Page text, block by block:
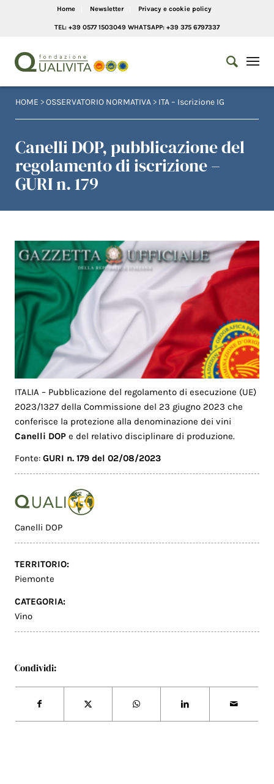
Home Newsletter Privacy e cookie policy
TEL: +39 0577 1503049 WHATSAPP: +39 375 6797337
HOME >OSSERVATORIO NORMATIVA > ITA – Iscrizione IG
Canelli DOP, pubblicazione del
regolamento di iscrizione –
GURI n. 179
ITALIA – Pubblicazione del regolamento di esecuzione (UE)
2023/1327 della Commissione del 23 giugno 2023 che
conferisce la protezione alla denominazione dei vini
Canelli DOP e del relativo disciplinare di produzione.
Fonte:GURI n. 179 del 02/08/2023
Canelli DOP
TERRITORIO:
Piemonte
CATEGORIA:
Vino
Condividi: